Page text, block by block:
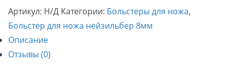
Артикул: Н/Д Категории: Больстеры для ножа,
Больстер для ножа нейзильбер 8мм
Описание
Отзывы (0)